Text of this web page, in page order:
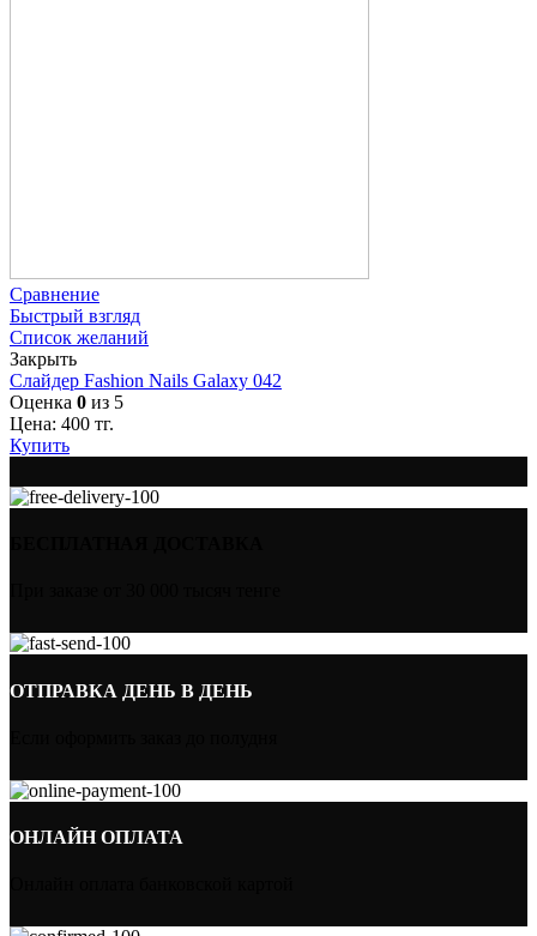
Сравнение
Быстрый взгляд
Список желаний
Закрыть
Слайдер Fashion Nails Galaxy 042
Оценка 0 из 5
Цена: 400 тг.
Купить
ОТПРАВКА ДЕНЬ В ДЕНЬ
ОНЛАЙН ОПЛАТА